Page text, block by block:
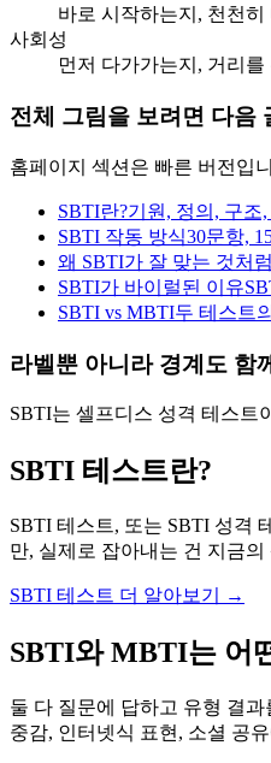
바로 시작하는지, 천천
사회성
먼저 다가가는지, 거리
전체 그림을 보려면 다음
홈페이지 섹션은 빠른 버전입
SBTI란?기원, 정의, 구조
SBTI 작동 방식30문항,
왜 SBTI가 잘 맞는 것처
SBTI가 바이럴된 이유
SBTI vs MBTI두 테스트
라벨뿐 아니라 경계도 함
SBTI는 셀프디스 성격 테스트
SBTI 테스트란?
SBTI 테스트, 또는 SBTI 성격
만, 실제로 잡아내는 건 지금
SBTI 테스트 더 알아보기 →
SBTI와 MBTI는 어
둘 다 질문에 답하고 유형 결
중감, 인터넷식 표현, 소셜 공